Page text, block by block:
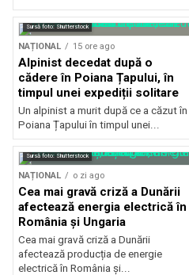
Sursă foto: Shutterstock
NAȚIONAL 15 ore ago
Alpinist decedat după o
cădere în Poiana Țapului, în
timpul unei expediții solitare
Un alpinist a murit după ce a căzut în
Poiana Țapului în timpul unei...
Sursă foto: Shutterstock
NAȚIONAL o zi ago
Cea mai gravă criză a Dunării
afectează energia electrică în
România și Ungaria
Cea mai gravă criză a Dunării
afectează producția de energie
electrică în România și...